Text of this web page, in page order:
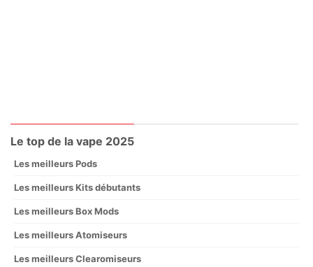
Le top de la vape 2025
Les meilleurs Pods
Les meilleurs Kits débutants
Les meilleurs Box Mods
Les meilleurs Atomiseurs
Les meilleurs Clearomiseurs